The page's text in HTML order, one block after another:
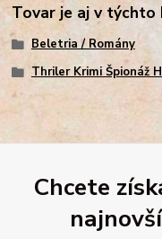
Tovar je aj v týchto
Beletria / Romány
Thriler Krimi Špionáž
Chcete